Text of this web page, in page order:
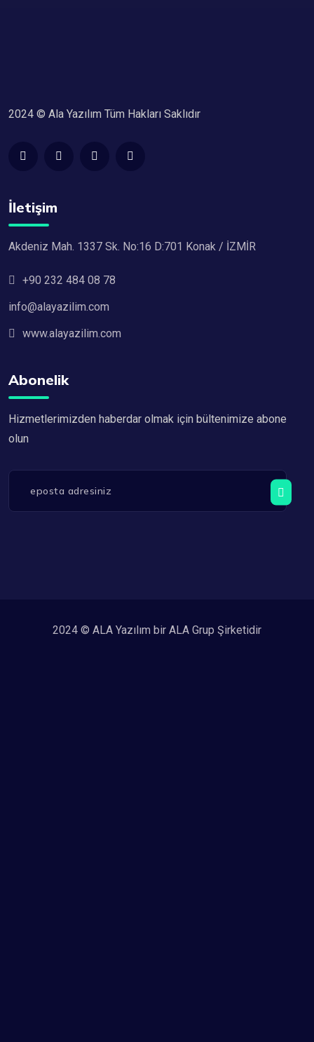
2024 © Ala Yazılım Tüm Hakları Saklıdır
İletişim
Akdeniz Mah. 1337 Sk. No:16 D:701 Konak / İZMİR
+90 232 484 08 78
info@alayazilim.com
www.alayazilim.com
Abonelik
Hizmetlerimizden haberdar olmak için bültenimize abone
olun
2024 © ALA Yazılım bir ALA Grup Şirketidir